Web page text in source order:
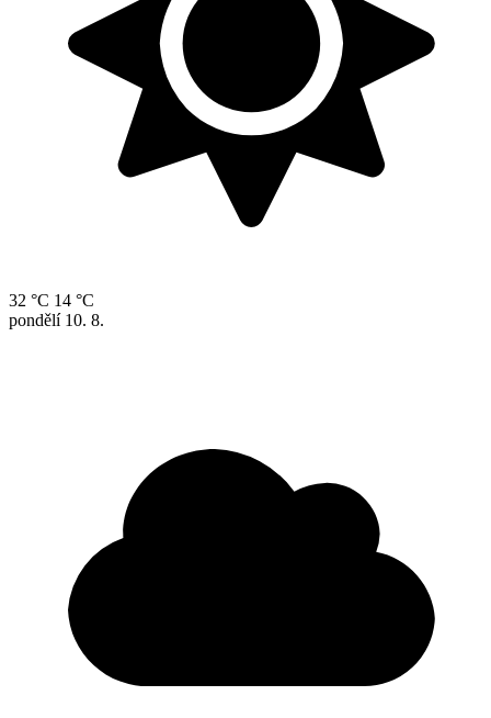
32 °C 14 °C
pondělí 10. 8.